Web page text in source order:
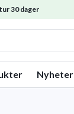
30 dager
Nyheter